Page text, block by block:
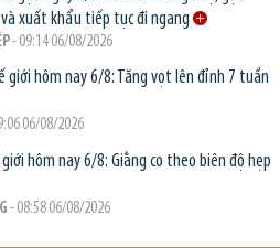
xuất khẩu tiếp tục đi ngang
- 09:14 06/08/2026
giới hôm nay 6/8: Tăng vọt lên đỉnh 7 tuần
06/08/2026
hôm nay 6/8: Giằng co theo biên độ hẹp
- 08:58 06/08/2026